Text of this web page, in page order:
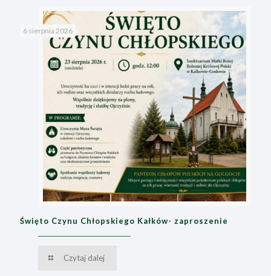
6 sierpnia 2026
Święto Czynu Chłopskiego Kałków- zaproszenie
Czytaj dalej